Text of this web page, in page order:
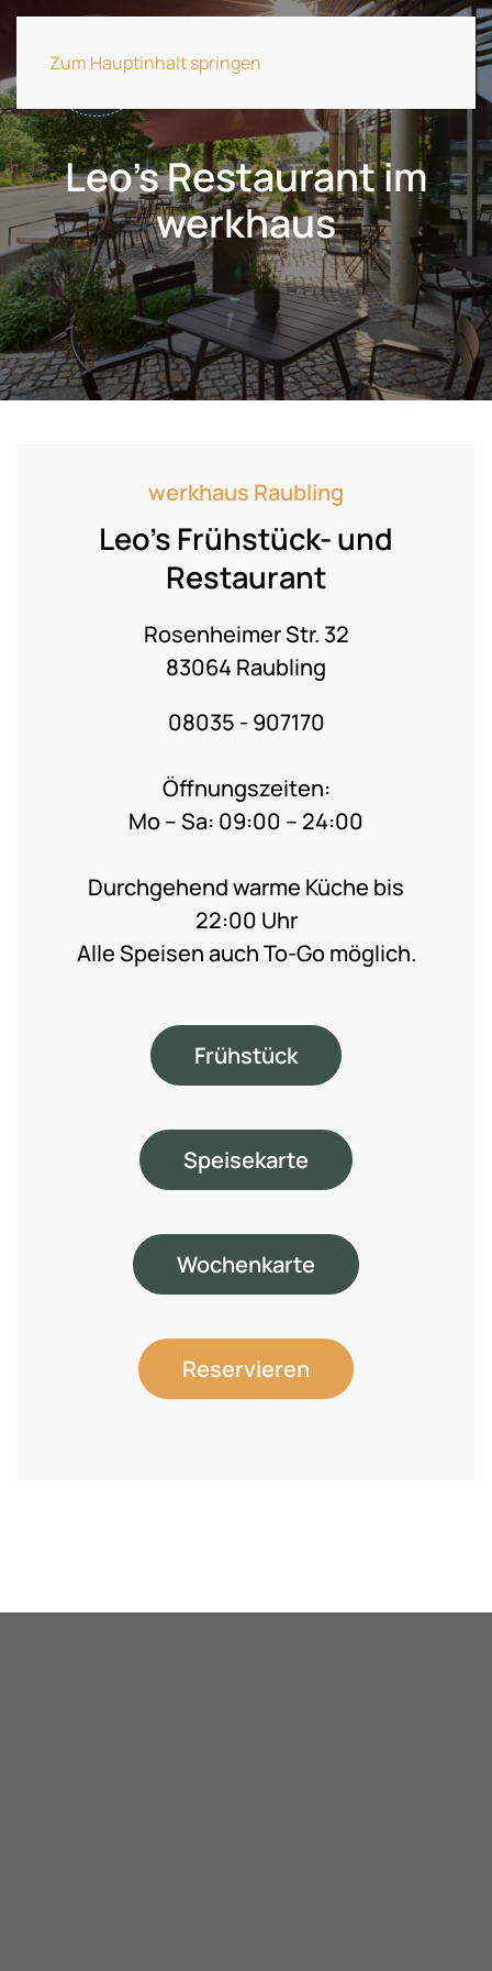
Zum Hauptinhalt springen
Leo's Restaurant im
werkhaus
werkhaus Raubling
Leo’s Frühstück- und
Restaurant
Rosenheimer Str. 32
83064 Raubling
08035 - 907170
Öffnungszeiten:
Mo – Sa: 09:00 – 24:00
Durchgehend warme Küche bis
22:00 Uhr
Alle Speisen auch To-Go möglich.
Frühstück
Speisekarte
Wochenkarte
Reservieren